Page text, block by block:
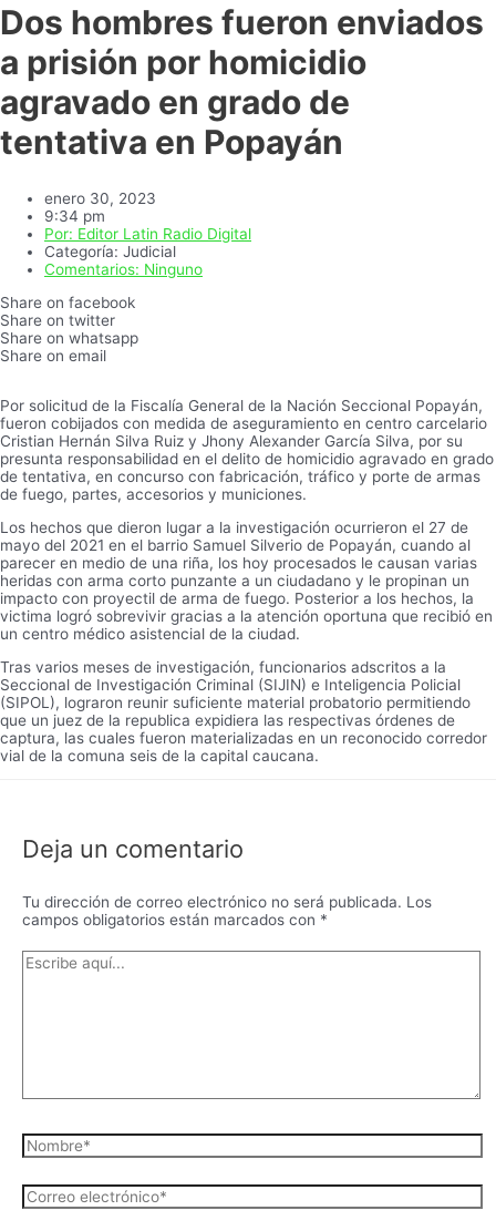
Dos hombres fueron enviados
a prisión por homicidio
agravado en grado de
tentativa en Popayán
enero 30, 2023
9:34 pm
Por: Editor Latin Radio Digital
Categoría: Judicial
Comentarios: Ninguno
Share on facebook
Share on twitter
Share on whatsapp
Share on email
Por solicitud de la Fiscalía General de la Nación Seccional Popayán,
fueron cobijados con medida de aseguramiento en centro carcelario
Cristian Hernán Silva Ruiz y Jhony Alexander García Silva, por su
presunta responsabilidad en el delito de homicidio agravado en grado
de tentativa, en concurso con fabricación, tráfico y porte de armas
de fuego, partes, accesorios y municiones.
Los hechos que dieron lugar a la investigación ocurrieron el 27 de
mayo del 2021 en el barrio Samuel Silverio de Popayán, cuando al
parecer en medio de una riña, los hoy procesados le causan varias
heridas con arma corto punzante a un ciudadano y le propinan un
impacto con proyectil de arma de fuego. Posterior a los hechos, la
victima logró sobrevivir gracias a la atención oportuna que recibió en
un centro médico asistencial de la ciudad.
Tras varios meses de investigación, funcionarios adscritos a la
Seccional de Investigación Criminal (SIJIN) e Inteligencia Policial
(SIPOL), lograron reunir suficiente material probatorio permitiendo
que un juez de la republica expidiera las respectivas órdenes de
captura, las cuales fueron materializadas en un reconocido corredor
vial de la comuna seis de la capital caucana.
Deja un comentario
Tu dirección de correo electrónico no será publicada. Los
campos obligatorios están marcados con *
Escribe
Nombre*
Correo
electrónico*